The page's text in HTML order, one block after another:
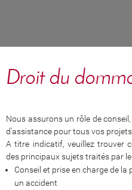
Droit du
Nous assurons un rôle de
d'assistance pour tous vos
A titre indicatif, veuillez trouver
des principaux sujets traités par
Conseil et prise en charge de
un accident